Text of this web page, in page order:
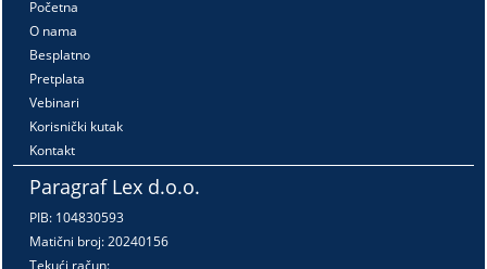
Početna
O nama
Besplatno
Pretplata
Vebinari
Korisnički kutak
Kontakt
Paragraf Lex d.o.o.
PIB: 104830593
Matični broj: 20240156
Tekući račun: